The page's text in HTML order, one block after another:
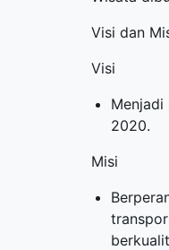
Visi dan
Visi
2020.
Misi